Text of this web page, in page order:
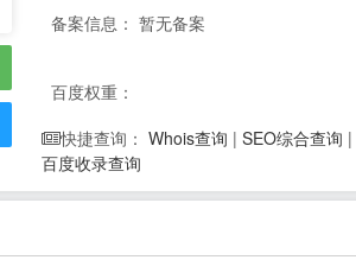
备案信息： 暂无备案
百度权重：
快捷查询： Whois查询 | SEO综合查询 |
百度收录查询